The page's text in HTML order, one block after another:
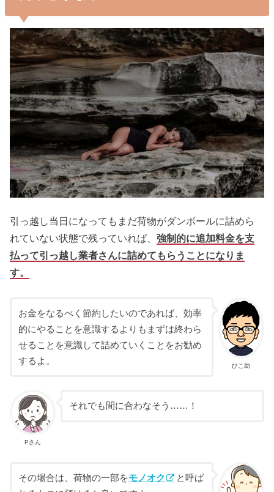
引っ越し当日になってもまだ荷物がダンボールに詰めら
れていない状態で残っていれば、強制的に追加料金を支
払って引っ越し業者さんに詰めてもらうことになりま
す。
ひこ助
お金をなるべく節約したいのであれば、効率
的にやることを意識するよりもまずは終わら
せることを意識して詰めていくことをお勧め
するよ。
Pさん
それでも間に合わなそう……！
その場合は、荷物の一部をモノオク
と呼ば